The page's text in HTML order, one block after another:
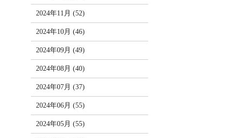
2024年11月 (52)
2024年10月 (46)
2024年09月 (49)
2024年08月 (40)
2024年07月 (37)
2024年06月 (55)
2024年05月 (55)